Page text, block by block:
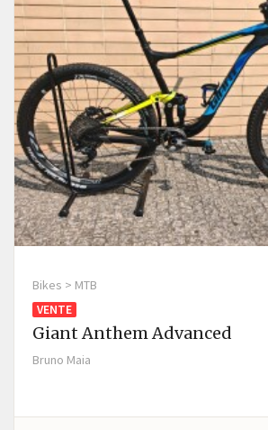
Bikes > MTB
VENTE
Giant Anthem Advanced
Bruno Maia